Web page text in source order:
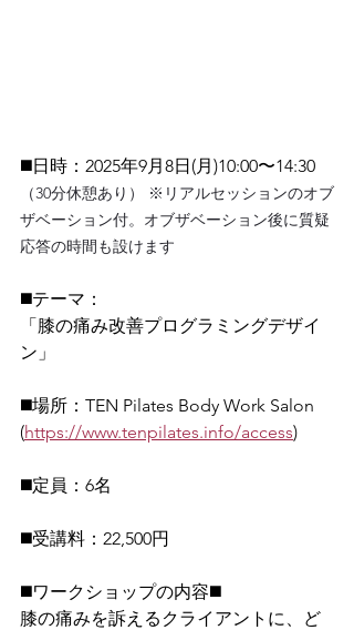
◼️日時：2025年9月8日(月)10:00〜14:30
（30分休憩あり） ※リアルセッションのオブ
ザベーション付。オブザベーション後に質疑
応答の時間も設けます
◼️テーマ：
「膝の痛み改善プログラミングデザイ
ン」
◼️場所：TEN Pilates Body Work Salon
(https://www.tenpilates.info/access)
◼️定員：6名
◼️受講料：22,500円
◼️ワークショップの内容◼️
膝の痛みを訴えるクライアントに、ど